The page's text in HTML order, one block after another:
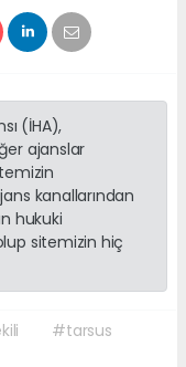
(İHA),
ajanslar
kanallarından
hukuki
sitemizin hiç
#tarsus